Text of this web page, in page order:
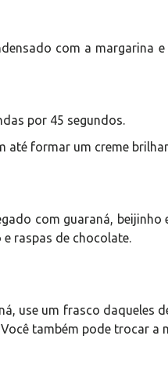
com a margarina
por 45 segundos.
até formar um creme
com guaraná,
raspas de chocolate.
use um frasco daqueles
também pode trocar a